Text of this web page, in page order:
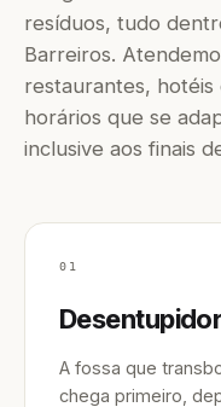
resíduos, tudo
Barreiros.
restaurantes, hotéis
horários que se
inclusive aos finais
01
A fossa que
chega primeiro,